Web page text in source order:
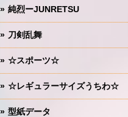
純烈ーJUNRETSU
刀剣乱舞
☆スポーツ☆
☆レギュラーサイズうちわ☆
型紙データ